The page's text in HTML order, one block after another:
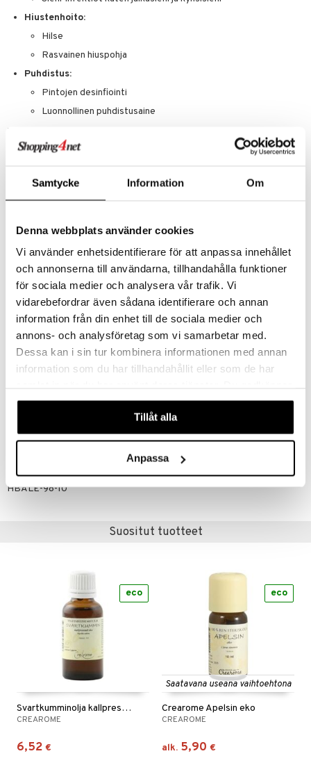
Samtycke Information Om
Denna webbplats använder cookies
Vi använder enhetsidentifierare för att anpassa innehållet
och annonserna till användarna, tillhandahålla funktioner
för sociala medier och analysera vår trafik. Vi
vidarebefordrar även sådana identifierare och annan
information från din enhet till de sociala medier och
annons- och analysföretag som vi samarbetar med.
Dessa kan i sin tur kombinera informationen med annan
information som du har tillhandahållit eller som de har
våra cookies vid fortsatt användande av vår webbplats.
Tillåt alla
Anpassa
Hiustenhoito:
Hilse
Rasvainen hiuspohja
Puhdistus:
Pintojen desinfiointi
Luonnollinen puhdistusaine
Kuinka käyttää teepuuöljyä?
Laimennettuna:
Teepuuöljy on erittäin tiivistettyä ja se tulisi aina
laimentaa kantajaöljyyn, kuten kookosöljyyn tai jojobaöljyyn,
Aromaterapia:
Öljyä voidaan käyttää diffuusorissa luomaan
rauhoittava ilmapiiri.
teepuuöljyä.
Kotitekoiset tuotteet:Voit luoda omia ihonhoitotuotteita, kuten
kasvovettä tai voidetta, teepuuöljyllä.
Tärkeää huomioitavaa:
Allergiatestit:Tee aina allergiatesti pienelle ihoalueelle ennen
teepuuöljyn käyttöä.
Raskaus ja imetys:
Keskustele lääkärin kanssa ennen käyttöä,
jos olet raskaana tai imetät.
Käytä varoen lapsilla ja laimenna öljy hyvin.
Melaleuca alternifolia -öljy
Tuotenumero
HBALE-98-10
Suositut tuotteet
Svartkumminolja kallpressad Eko
CREAROME
6,52 €
eco
Saatavana useana vaihtoehtona
Crearome Apelsin eko
CREAROME
alk. 5,90 €
eco
& vastauksia